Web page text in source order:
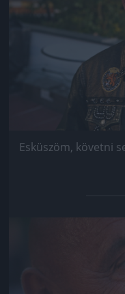
Esküszöm, követni